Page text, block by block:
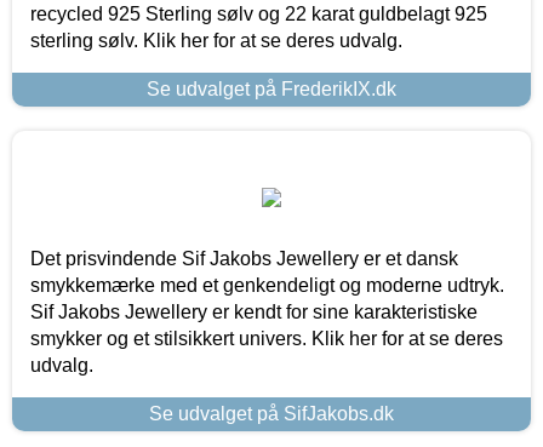
recycled 925 Sterling sølv og 22 karat guldbelagt 925
sterling sølv. Klik her for at se deres udvalg.
Se udvalget på FrederikIX.dk
Det prisvindende Sif Jakobs Jewellery er et dansk
smykkemærke med et genkendeligt og moderne udtryk.
Sif Jakobs Jewellery er kendt for sine karakteristiske
smykker og et stilsikkert univers. Klik her for at se deres
udvalg.
Se udvalget på SifJakobs.dk